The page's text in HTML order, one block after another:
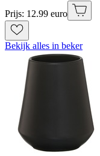
Prijs: 12.99 euro
Bekijk alles in beker